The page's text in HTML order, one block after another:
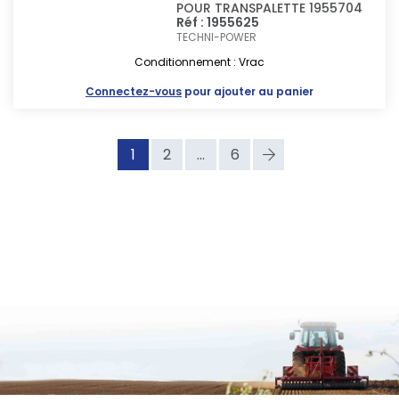
POUR TRANSPALETTE 1955704
Réf : 1955625
TECHNI-POWER
Conditionnement : Vrac
Connectez-vous pour ajouter au panier
1 2 ... 6